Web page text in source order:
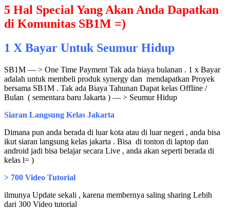
5 Hal Special Yang Akan Anda Dapatkan
di Komunitas SB1M =)
1 X Bayar Untuk Seumur Hidup
SB1M — > One Time Payment Tak ada biaya bulanan . 1 x Bayar
adalah untuk membeli produk synergy dan mendapatkan Proyek
bersama SB1M . Tak ada Biaya Tahunan Dapat kelas Offline /
Bulan ( sementara baru Jakarta ) — > Seumur Hidup
Siaran Langsung Kelas Jakarta
Dimana pun anda berada di luar kota atau di luar negeri , anda bisa
ikut siaran langsung kelas jakarta . Bisa di tonton di laptop dan
android jadi bisa belajar secara Live , anda akan seperti berada di
kelas l= )
> 700 Video Tutorial
ilmunya Update sekali , karena membernya saling sharing Lebih
dari 300 Video tutorial